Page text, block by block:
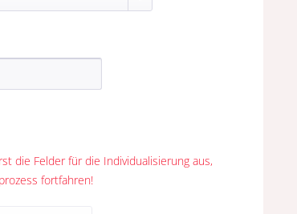
die Felder für die Individualisierung aus,
fortfahren!